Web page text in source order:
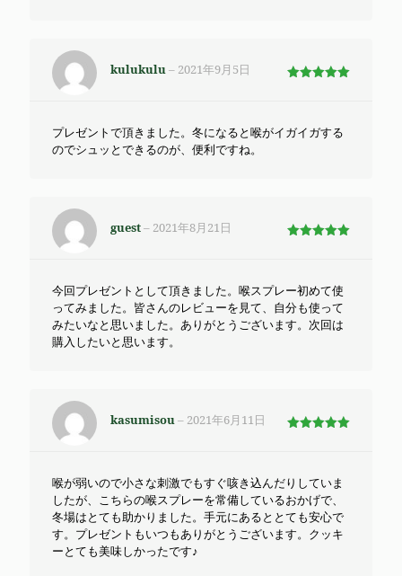
kulukulu– 2021年9月5日
プレゼントで頂きました。冬になると喉がイガイガする
のでシュッとできるのが、便利ですね。
guest– 2021年8月21日
今回プレゼントとして頂きました。喉スプレー初めて使
ってみました。皆さんのレビューを見て、自分も使って
みたいなと思いました。ありがとうございます。次回は
購入したいと思います。
kasumisou– 2021年6月11日
喉が弱いので小さな刺激でもすぐ咳き込んだりしていま
したが、こちらの喉スプレーを常備しているおかげで、
冬場はとても助かりました。手元にあるととても安心で
す。プレゼントもいつもありがとうございます。クッキ
ーとても美味しかったです♪